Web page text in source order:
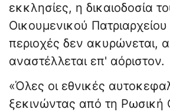
εκκλησίες, η δικαιοδοσία
Οικουμενικού Πατριαρχείου
περιοχές δεν ακυρώνεται,
αναστέλλεται επ' αόριστον.
«Όλες οι εθνικές
ξεκινώντας από τη Ρωσική